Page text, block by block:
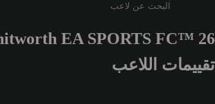
أدخل 3 أحرف أو أرقام على الأقل
EA SPORTS FC™ 26
تقييمات اللاعب